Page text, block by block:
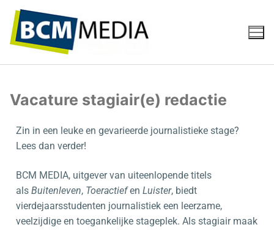
Vacature stagiair(e) redactie
Zin in een leuke en gevarieerde journalistieke stage?
Lees dan verder!
BCM MEDIA, uitgever van uiteenlopende titels
als Buitenleven, Toeractiefen Luister, biedt
vierdejaarsstudenten journalistiek een leerzame,
veelzijdige en toegankelijke stageplek. Als stagiair maak